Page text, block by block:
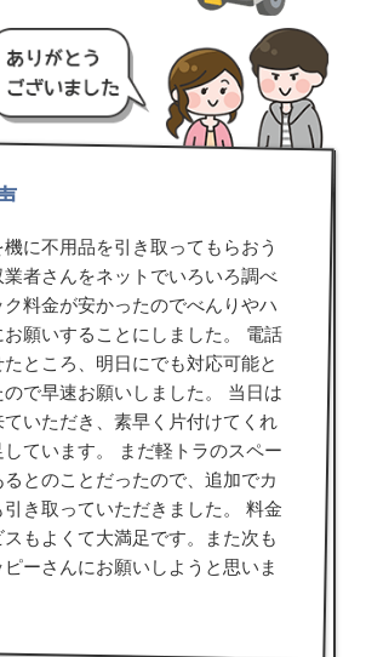
機に不用品を引き取ってもらおう
業者さんをネットでいろいろ調べ
料金が安かったのでべんりやハ
お願いすることにしました。 電話
ところ、明日にでも対応可能と
で早速お願いしました。 当日は
いただき、素早く片付けてくれ
ています。 まだ軽トラのスペー
るとのことだったので、追加でカ
き取っていただきました。 料金
もよくて大満足です。また次も
ーさんにお願いしようと思いま